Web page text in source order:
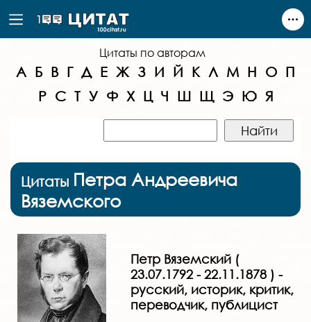
Цитаты по авторам
А Б В Г Д Е Ж З И Й К Л М Н О П
Р С Т У Ф Х Ц Ч Ш Щ Э Ю Я
Цитаты Петра Андреевича
Вяземского
Петр Вяземский (
23.07.1792 - 22.11.1878 ) -
русский, историк, критик,
переводчик, публицист